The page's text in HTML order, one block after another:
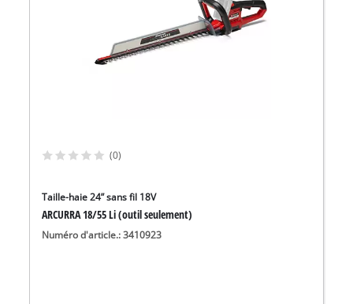
(0)
Taille-haie 24” sans fil 18V
ARCURRA 18/55 Li (outil seulement)
Numéro d'article.: 3410923